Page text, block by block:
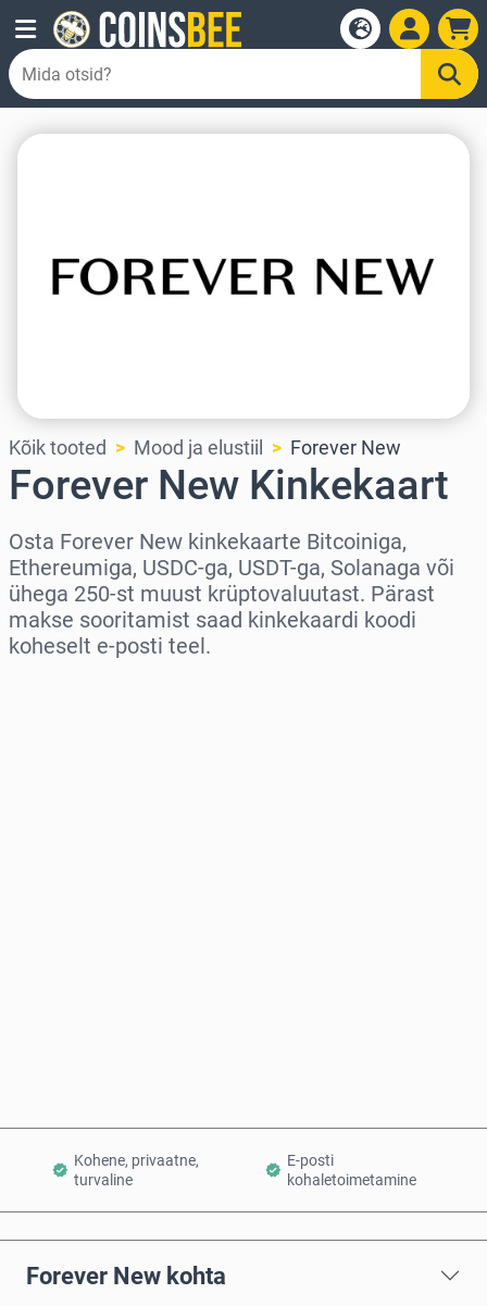
Kõik tooted Mood ja elustiil Forever New
Forever New Kinkekaart
Osta Forever New kinkekaarte Bitcoiniga,
Ethereumiga, USDC-ga, USDT-ga, Solanaga või
ühega 250-st muust krüptovaluutast. Pärast
makse sooritamist saad kinkekaardi koodi
koheselt e-posti teel.
Kohene, privaatne,
turvaline
E-posti
kohaletoimetamine
Forever New kohta